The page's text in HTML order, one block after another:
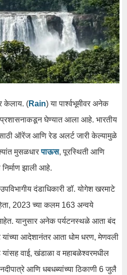
केलाय. (Rain) या पार्श्वभूमीवर अनेक
प्रशासनाकडून घेण्यात आला आहे. भारतीय
ऑरेंज आणि रेड अलर्ट जारी केल्यामुळे
मुसळधारपाऊस, पूरस्थिती आणि
झाली आहे.
दंडाधिकारी डॉ. योगेश खरमाटे
2023 च्या कलम 163 अन्वये
यानुसार अनेक पर्यटनस्थळे आता बंद
यांच्या आदेशानंतर आता धोम धरण, मेणवली
वाई, खंडाळा व महाबळेश्वरमधील
आणि धबधब्यांच्या ठिकाणी 6 जुलै